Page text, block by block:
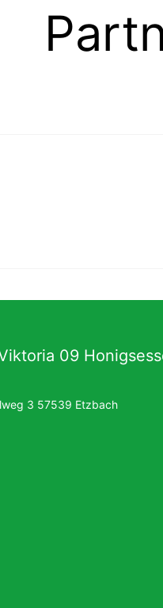
09
3 57539 Etzbach